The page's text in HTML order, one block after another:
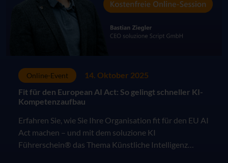
Online-Event
14. Oktober 2025
Fit für den European AI Act: So gelingt schneller KI-
Kompetenzaufbau
Erfahren Sie, wie Sie Ihre Organisation fit für den EU AI
Act machen – und mit dem soluzione KI
Führerschein® das Thema Künstliche Intelligenz